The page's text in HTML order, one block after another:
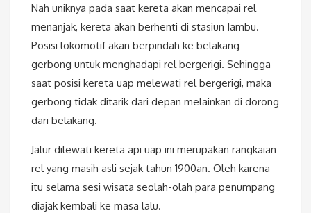
Nah uniknya pada saat kereta akan mencapai rel
menanjak, kereta akan berhenti di stasiun Jambu.
Posisi lokomotif akan berpindah ke belakang
gerbong untuk menghadapi rel bergerigi. Sehingga
saat posisi kereta uap melewati rel bergerigi, maka
gerbong tidak ditarik dari depan melainkan di dorong
dari belakang.
Jalur dilewati kereta api uap ini merupakan rangkaian
rel yang masih asli sejak tahun 1900an. Oleh karena
itu selama sesi wisata seolah-olah para penumpang
diajak kembali ke masa lalu.